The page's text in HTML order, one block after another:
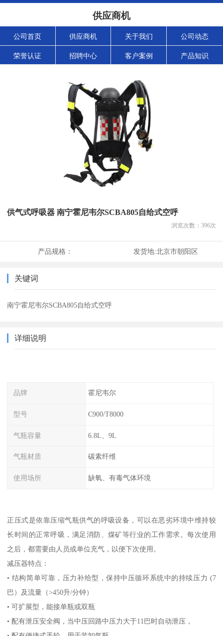
供应商机
公司首页 供应商机 关于我们 公司动态
荣誉认证 招聘中心 客户案例 产品知识
供气式呼吸器 南宁霍尼韦尔SCBA805自给式空呼
浏览次数： 396次
产品规格： 发货地:北京市朝阳区
关键词
南宁霍尼韦尔SCBA805自给式空呼
详细说明
品牌 霍尼韦尔
型号 C900/T8000
气瓶容量 6.8L、9L
气瓶材质 碳素纤维
使用场所 缺氧、有毒气体环境
正压式是依靠压缩气瓶供气的呼吸设备，可以在恶劣环境中维持较
长时间的正常呼吸，满足消防、煤矿等行业的工作需求。每次使用
之后，都需要由人员或单位充气，以便下次使用。
减压器特点：
• 结构简单可靠，压力补给型，保持中压循环系统中的持续压力 (7
巴）及流量（>450升/分钟）
• 可扩展型，能接单瓶或双瓶
• 配有泄压安全阀，当中压回路中压力大于11巴时自动泄压，